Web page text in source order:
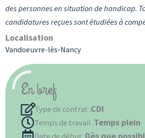
des personnes en situation de handicap.
candidatures reçues sont étudiées à
Localisation
Vandoeuvre-lès-Nancy
En bref
Type de contrat :CDI
Temps de travail :Temps plein